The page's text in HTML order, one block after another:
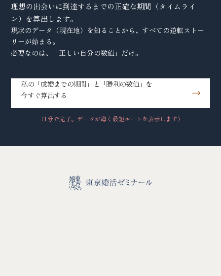
理想の出会いに到達するまでの正確な期間（タイムライ
ン）を算出します。
現状のデータ（現在地）を知ることから、すべての逆転ストー
リーが始まる。
必要なのは、「正しい自分の数値」だけ。
私の「成婚までの期間」と「勝利の数値」を
今すぐ算出する
（1分で完了。データが導く最短ルートを表示します）